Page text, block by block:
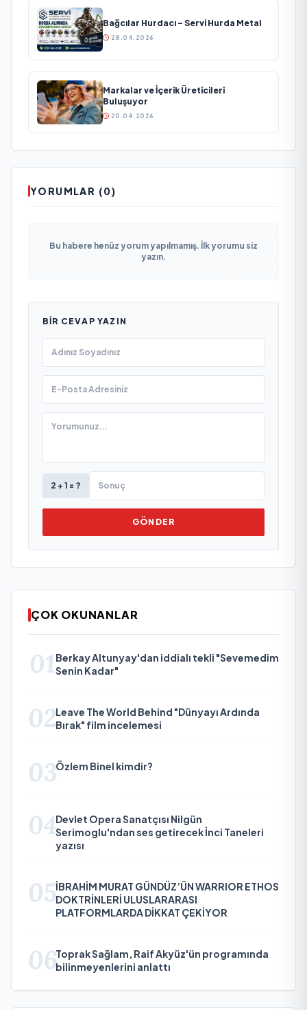
Bağcılar Hurdacı – Servi Hurda Metal
28.04.2026
Markalar ve İçerik Üreticileri
Buluşuyor
20.04.2026
YORUMLAR (0)
Bu habere henüz yorum yapılmamış. İlk yorumu siz
yazın.
BIR CEVAP YAZIN
2 + 1 = ?
GÖNDER
ÇOK OKUNANLAR
01 Berkay Altunyay'dan iddialı tekli "Sevemedim
Senin Kadar"
02Leave The World Behind "Dünyayı Ardında
Bırak" film incelemesi
03Özlem Binel kimdir?
04Devlet Opera Sanatçısı Nilgün
Serimoglu'ndan ses getirecek İnci Taneleri
yazısı
05İBRAHİM MURAT GÜNDÜZ’ÜN WARRIOR ETHOS
DOKTRİNLERİ ULUSLARARASI
PLATFORMLARDA DİKKAT ÇEKİYOR
06Toprak Sağlam, Raif Akyüz'ün programında
bilinmeyenlerini anlattı